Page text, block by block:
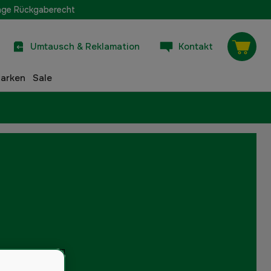
Rückgaberecht
Umtausch & Reklamation Kontakt
Sale